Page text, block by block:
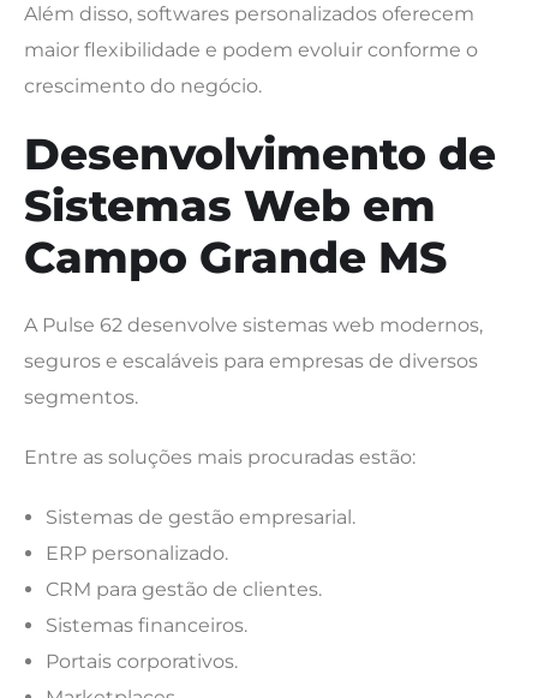
Além disso, softwares personalizados oferecem
maior flexibilidade e podem evoluir conforme o
crescimento do negócio.
Desenvolvimento de
Sistemas Web em
Campo Grande MS
A Pulse 62 desenvolve sistemas web modernos,
seguros e escaláveis para empresas de diversos
segmentos.
Entre as soluções mais procuradas estão:
Sistemas de gestão empresarial.
ERP personalizado.
CRM para gestão de clientes.
Sistemas financeiros.
Portais corporativos.